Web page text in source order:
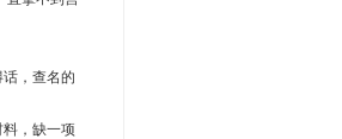
，查名的
，缺一项